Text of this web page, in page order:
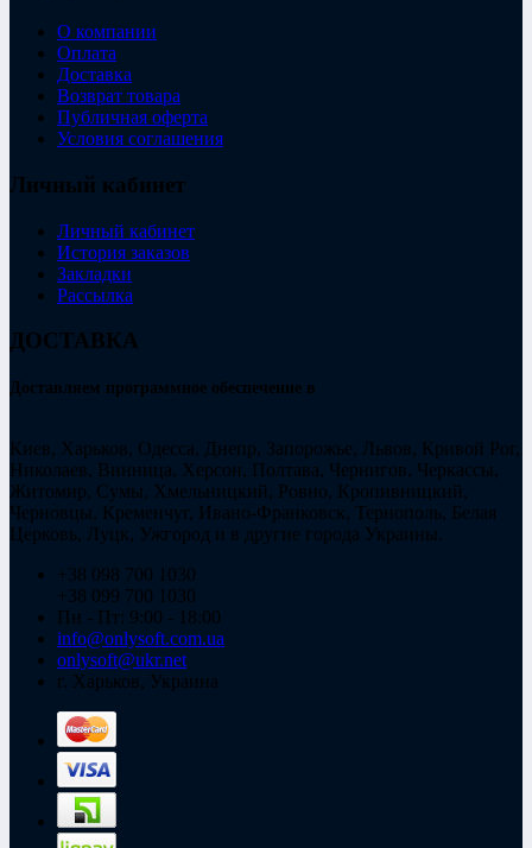
О компании
Оплата
Доставка
Возврат товара
Публичная оферта
Условия соглашения
Личный кабинет
Личный кабинет
История заказов
Закладки
Рассылка
ДОСТАВКА
Доставляем программное обеспечение в
Киев, Харьков, Одесса, Днепр, Запорожье, Львов, Кривой Рог,
Николаев, Винница, Херсон, Полтава, Чернигов, Черкассы,
Житомир, Сумы, Хмельницкий, Ровно, Кропивницкий,
Черновцы, Кременчуг, Ивано-Франковск, Тернополь, Белая
Церковь, Луцк, Ужгород и в другие города Украины.
+38 098 700 1030
+38 099 700 1030
Пн - Пт: 9:00 - 18:00
info@onlysoft.com.ua
onlysoft@ukr.net
г. Харьков, Украина